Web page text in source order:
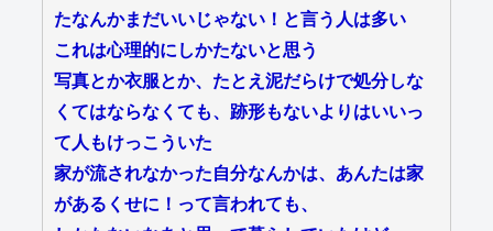
たなんかまだいいじゃない！と言う人は多い
これは心理的にしかたないと思う
写真とか衣服とか、たとえ泥だらけで処分しな
くてはならなくても、跡形もないよりはいいっ
て人もけっこういた
家が流されなかった自分なんかは、あんたは家
があるくせに！って言われても、